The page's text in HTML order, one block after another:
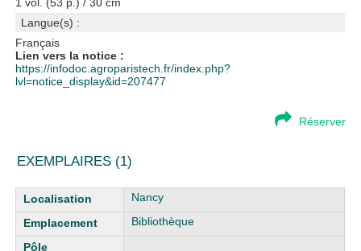
Langue(s) :
Français
Lien vers la notice :
https://infodoc.agroparistech.fr/index.php?
lvl=notice_display&id=207477
Réserver
EXEMPLAIRES (1)
Liste des exemplaires
Nancy
Bibliothèque